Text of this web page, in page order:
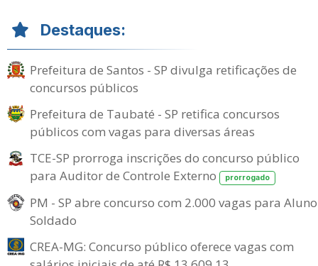
Destaques:
Prefeitura de Santos - SP divulga retificações de
concursos públicos
Prefeitura de Taubaté - SP retifica concursos
públicos com vagas para diversas áreas
TCE-SP prorroga inscrições do concurso público
para Auditor de Controle Externo
prorrogado
PM - SP abre concurso com 2.000 vagas para
Soldado
CREA-MG: Concurso público oferece vagas com